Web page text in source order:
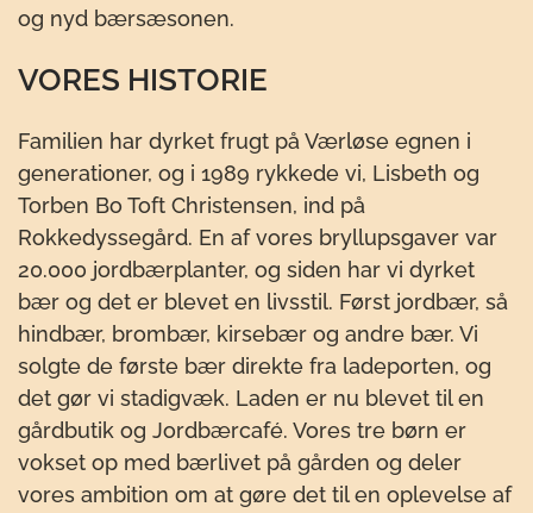
og nyd bærsæsonen.
VORES HISTORIE
Familien har dyrket frugt på Værløse egnen i
generationer, og i 1989 rykkede vi, Lisbeth og
Torben Bo Toft Christensen, ind på
Rokkedyssegård. En af vores bryllupsgaver var
20.000 jordbærplanter, og siden har vi dyrket
bær og det er blevet en livsstil. Først jordbær, så
hindbær, brombær, kirsebær og andre bær. Vi
solgte de første bær direkte fra ladeporten, og
det gør vi stadigvæk. Laden er nu blevet til en
gårdbutik og Jordbærcafé. Vores tre børn er
vokset op med bærlivet på gården og deler
vores ambition om at gøre det til en oplevelse af